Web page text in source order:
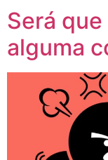
Será
alguma